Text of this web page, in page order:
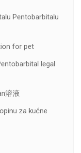
Pentobarbitalu
for pet
legal
溶液
za kućne